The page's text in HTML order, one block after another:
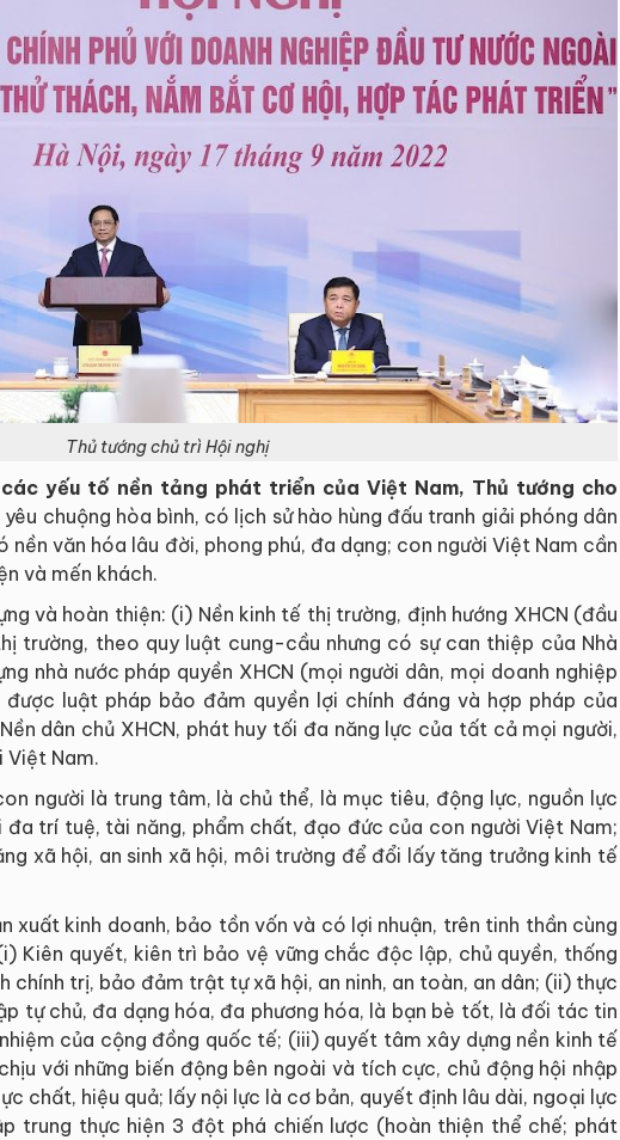
Thủ tướng chủ trì Hội nghị
yếu tố nền tảng phát triển của Việt Nam, Thủ tướng cho
chuộng hòa bình, có lịch sử hào hùng đấu tranh giải phóng dân
văn hóa lâu đời, phong phú, đa dạng; con người Việt Nam cần
và mến khách.
và hoàn thiện: (i) Nền kinh tế thị trường, định hướng XHCN (đầu
trường, theo quy luật cung-cầu nhưng có sự can thiệp của Nhà
nhà nước pháp quyền XHCN (mọi người dân, mọi doanh nghiệp
luật pháp bảo đảm quyền lợi chính đáng và hợp pháp của
dân chủ XHCN, phát huy tối đa năng lực của tất cả mọi người,
Nam.
người là trung tâm, là chủ thể, là mục tiêu, động lực, nguồn lực
trí tuệ, tài năng, phẩm chất, đạo đức của con người Việt Nam;
xã hội, an sinh xã hội, môi trường để đổi lấy tăng trưởng kinh tế
xuất kinh doanh, bảo tồn vốn và có lợi nhuận, trên tinh thần cùng
Kiên quyết, kiên trì bảo vệ vững chắc độc lập, chủ quyền, thống
chính trị, bảo đảm trật tự xã hội, an ninh, an toàn, an dân; (ii) thực
tự chủ, đa dạng hóa, đa phương hóa, là bạn bè tốt, là đối tác tin
của cộng đồng quốc tế; (iii) quyết tâm xây dựng nền kinh tế
với những biến động bên ngoài và tích cực, chủ động hội nhập
chất, hiệu quả; lấy nội lực là cơ bản, quyết định lâu dài, ngoại lực
trung thực hiện 3 đột phá chiến lược (hoàn thiện thể chế; phát